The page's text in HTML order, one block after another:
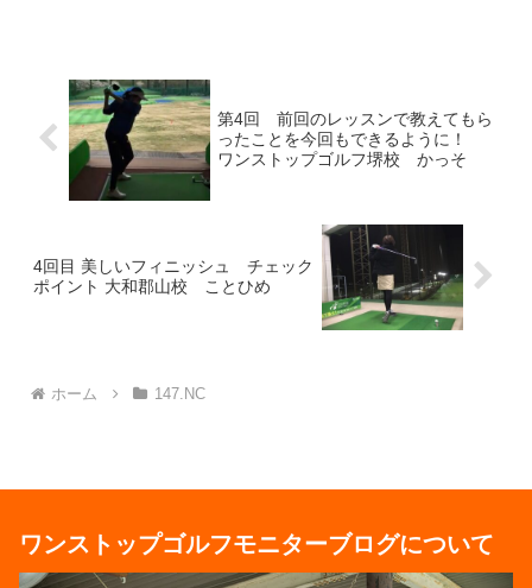
第4回 前回のレッスンで教えてもら
ったことを今回もできるように！
ワンストップゴルフ堺校 かっそ
4回目 美しいフィニッシュ チェック
ポイント 大和郡山校 ことひめ
ホーム 147.NC
ワンストップゴルフモニターブログについて